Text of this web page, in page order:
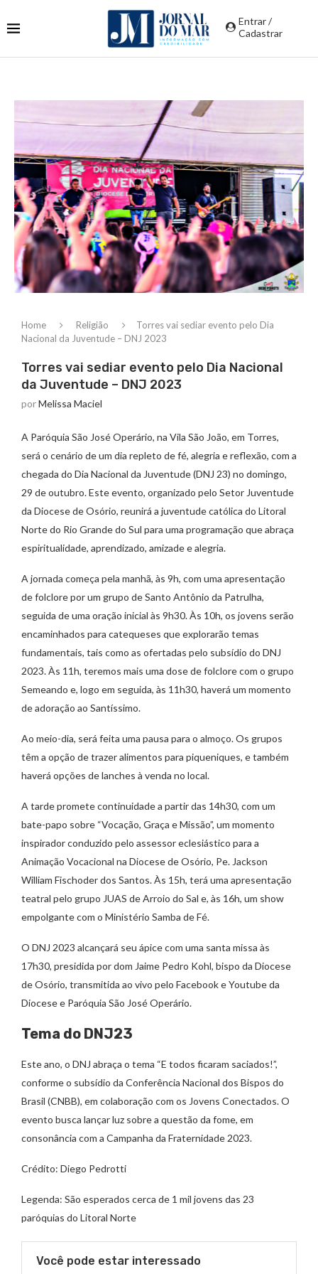
Entrar /
Cadastrar
Home Religião
Torres vai sediar evento pelo Dia
Nacional da Juventude – DNJ 2023
Torres vai sediar evento pelo Dia Nacional
da Juventude – DNJ 2023
porMelissa Maciel
A Paróquia São José Operário, na Vila São João, em Torres,
será o cenário de um dia repleto de fé, alegria e reflexão, com a
chegada do Dia Nacional da Juventude (DNJ 23) no domingo,
29 de outubro. Este evento, organizado pelo Setor Juventude
da Diocese de Osório, reunirá a juventude católica do Litoral
Norte do Rio Grande do Sul para uma programação que abraça
espiritualidade, aprendizado, amizade e alegria.
A jornada começa pela manhã, às 9h, com uma apresentação
de folclore por um grupo de Santo Antônio da Patrulha,
seguida de uma oração inicial às 9h30. Às 10h, os jovens serão
encaminhados para catequeses que explorarão temas
fundamentais, tais como as ofertadas pelo subsídio do DNJ
2023. Às 11h, teremos mais uma dose de folclore com o grupo
Semeando e, logo em seguida, às 11h30, haverá um momento
de adoração ao Santíssimo.
Ao meio-dia, será feita uma pausa para o almoço. Os grupos
têm a opção de trazer alimentos para piqueniques, e também
haverá opções de lanches à venda no local.
A tarde promete continuidade a partir das 14h30, com um
bate-papo sobre “Vocação, Graça e Missão”, um momento
inspirador conduzido pelo assessor eclesiástico para a
Animação Vocacional na Diocese de Osório, Pe. Jackson
William Fischoder dos Santos. Às 15h, terá uma apresentação
teatral pelo grupo JUAS de Arroio do Sal e, às 16h, um show
empolgante com o Ministério Samba de Fé.
O DNJ 2023 alcançará seu ápice com uma santa missa às
17h30, presidida por dom Jaime Pedro Kohl, bispo da Diocese
de Osório, transmitida ao vivo pelo Facebook e Youtube da
Diocese e Paróquia São José Operário.
Tema do DNJ23
Este ano, o DNJ abraça o tema “E todos ficaram saciados!”,
conforme o subsídio da Conferência Nacional dos Bispos do
Brasil (CNBB), em colaboração com os Jovens Conectados. O
evento busca lançar luz sobre a questão da fome, em
consonância com a Campanha da Fraternidade 2023.
Crédito: Diego Pedrotti
Legenda: São esperados cerca de 1 mil jovens das 23
paróquias do Litoral Norte
Você pode estar interessado